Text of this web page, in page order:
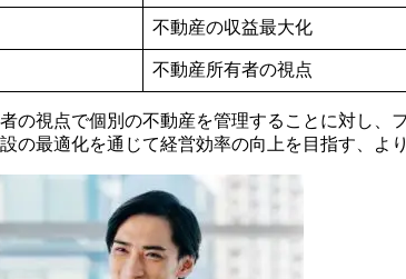
不動産の収益最大化
不動産所有者の視点
の視点で個別の不動産を管理することに対し
の最適化を通じて経営効率の向上を目指す、よ